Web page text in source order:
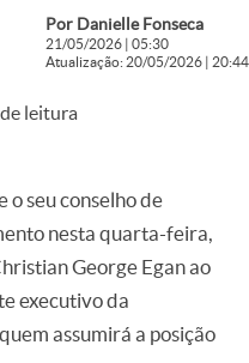
Por Danielle Fonseca
21/05/2026 | 05:30
Atualização: 20/05/2026 | 20:44
de leitura
o seu conselho de
nesta quarta-feira,
George Egan ao
executivo da
assumirá a posição